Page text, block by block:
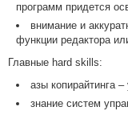
программ придется
внимание и
функции редактора
Главные hard skills:
азы копирайтинга
знание систем